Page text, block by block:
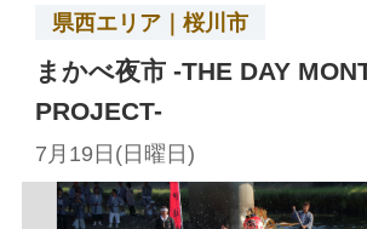
県西エリア｜桜川市
まかべ夜市 -THE DAY
PROJECT-
7月19日(日曜日)